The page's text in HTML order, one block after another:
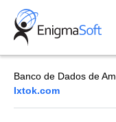
Skip
content
Banco de Dados de
Ixtok.com